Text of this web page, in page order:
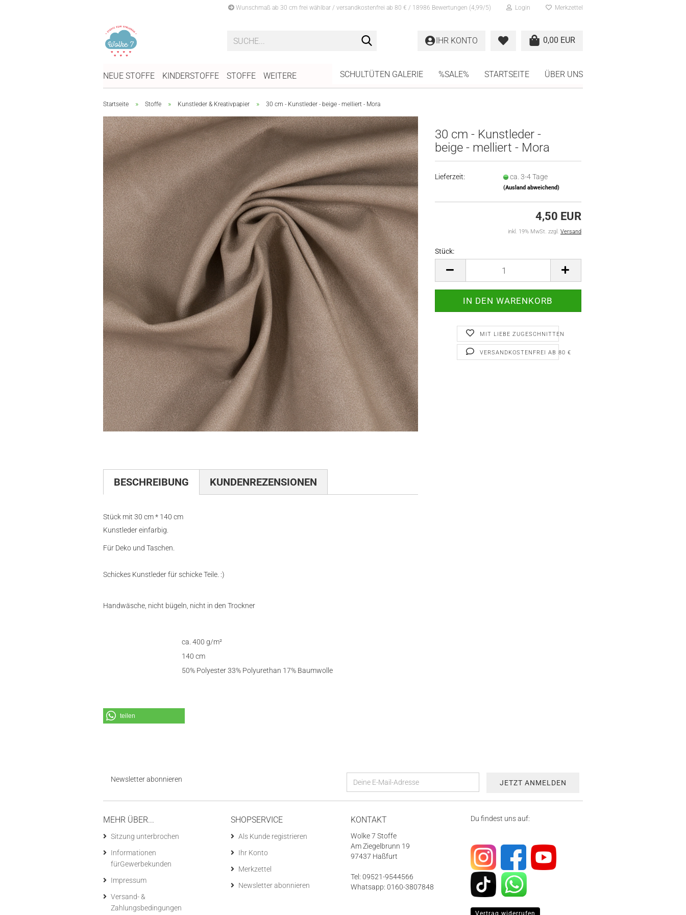
Wunschmaß ab 30 cm frei wählbar / versandkostenfrei ab 80 € / 18986 Bewertungen (4,99/5) Login Merkzettel
0,00 EUR
IHR KONTO
NEUE STOFFE KINDERSTOFFE STOFFE SCHULTÜTEN GALERIE %SALE% STARTSEITE ÜBER UNS
WEITERE
Startseite » Stoffe » Kunstleder & Kreativpapier » 30 cm - Kunstleder - beige - melliert - Mora
30 cm - Kunstleder -
beige - melliert - Mora
Lieferzeit: ca. 3-4 Tage
(Ausland abweichend)
4,50 EUR
inkl. 19% MwSt. zzgl. Versand
Stück:
Stück
MIT LIEBE ZUGESCHNITTEN
VERSANDKOSTENFREI AB 80 €
BESCHREIBUNG KUNDENREZENSIONEN
Stück mit 30 cm * 140 cm
Kunstleder einfarbig.
Für Deko und Taschen.
Schickes Kunstleder für schicke Teile. :)
Handwäsche, nicht bügeln, nicht in den Trockner
ca. 400 g/m²
140 cm
50% Polyester 33% Polyurethan 17% Baumwolle
teilen
Newsletter abonnieren
MEHR ÜBER...
Sitzung unterbrochen
Informationen
fürGewerbekunden
Impressum
Versand- &
Zahlungsbedingungen
SHOPSERVICE
Als Kunde registrieren
Ihr Konto
Merkzettel
Newsletter abonnieren
KONTAKT
Wolke 7 Stoffe
Am Ziegelbrunn 19
97437 Haßfurt
Tel: 09521-9544566
Whatsapp: 0160-3807848
Du findest uns auf:
Vertrag widerrufen